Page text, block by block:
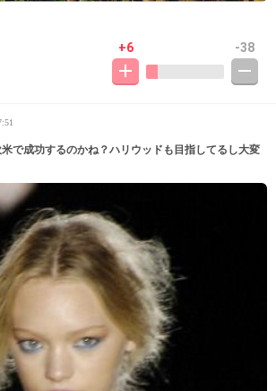
+6 -38
で成功するのかね？ハリウッドも目指してるし大変